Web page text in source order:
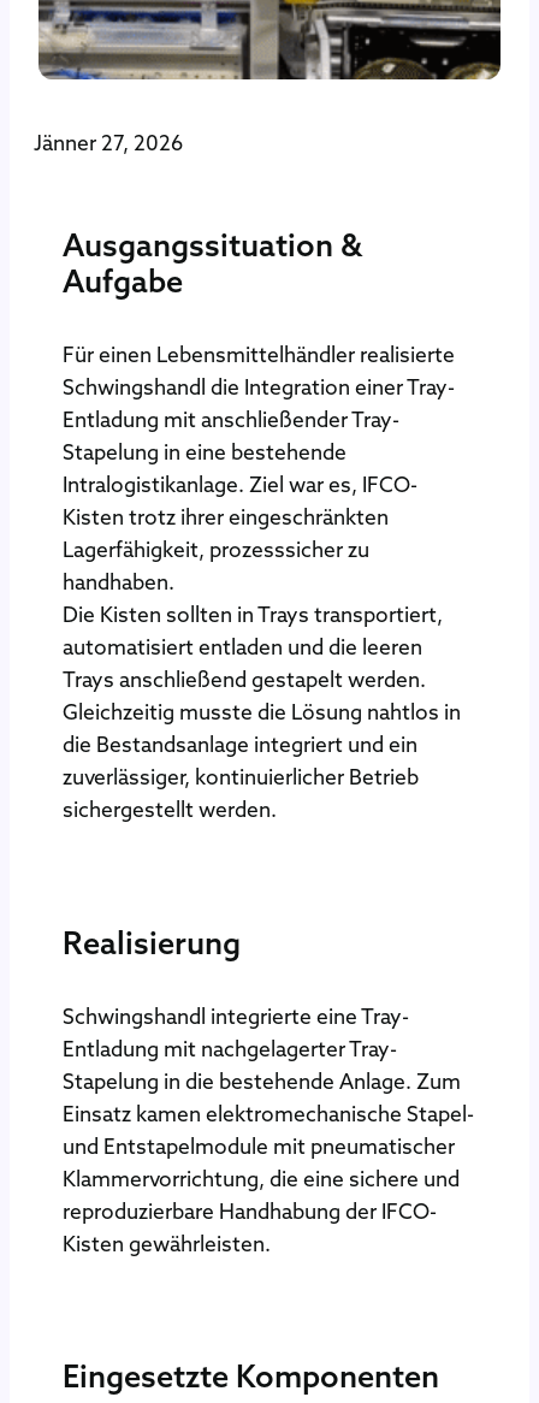
Jänner 27, 2026
Ausgangssituation &
Aufgabe
Für einen Lebensmittelhändler realisierte
Schwingshandl die Integration einer Tray-
Entladung mit anschließender Tray-
Stapelung in eine bestehende
Intralogistikanlage. Ziel war es, IFCO-
Kisten trotz ihrer eingeschränkten
Lagerfähigkeit, prozesssicher zu
handhaben.
Die Kisten sollten in Trays transportiert,
automatisiert entladen und die leeren
Trays anschließend gestapelt werden.
Gleichzeitig musste die Lösung nahtlos in
die Bestandsanlage integriert und ein
zuverlässiger, kontinuierlicher Betrieb
sichergestellt werden.
Realisierung
Schwingshandl integrierte eine Tray-
Entladung mit nachgelagerter Tray-
Stapelung in die bestehende Anlage. Zum
Einsatz kamen elektromechanische Stapel-
und Entstapelmodule mit pneumatischer
Klammervorrichtung, die eine sichere und
reproduzierbare Handhabung der IFCO-
Kisten gewährleisten.
Eingesetzte Komponenten